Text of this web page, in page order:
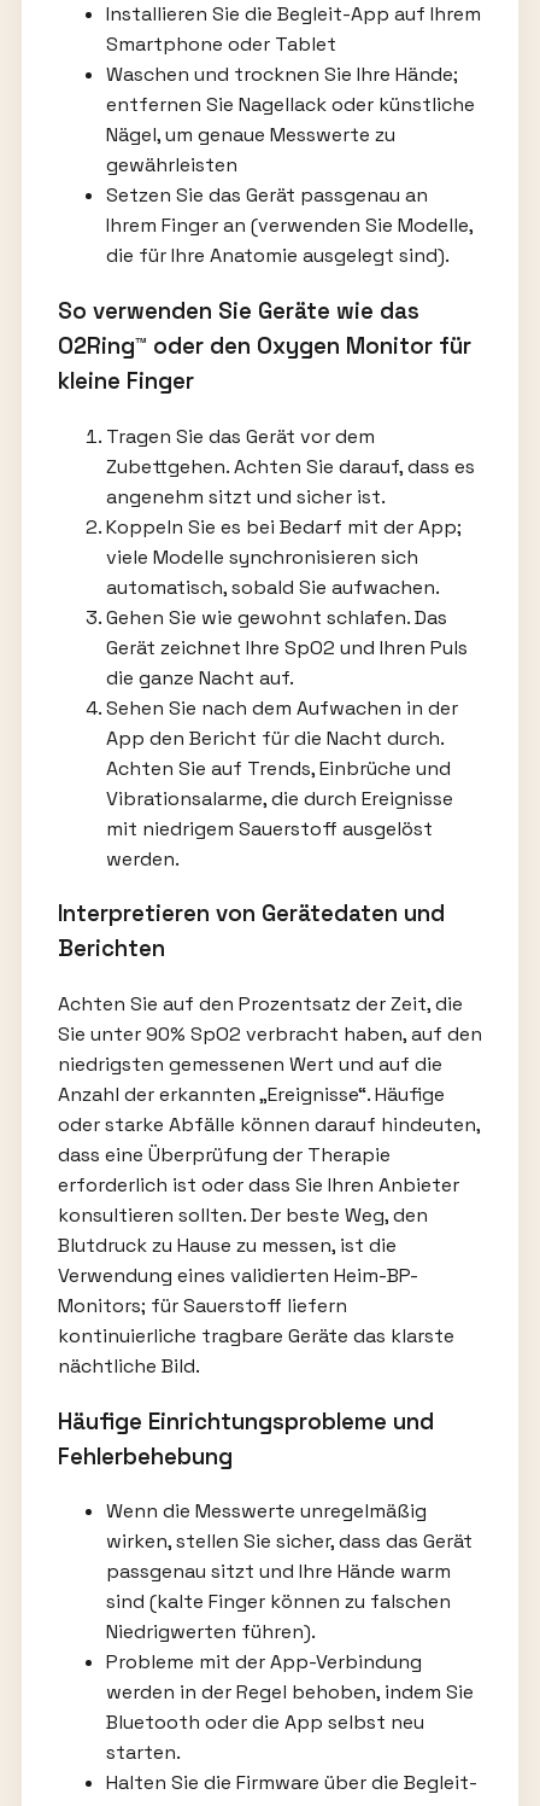
Installieren Sie die Begleit-App auf Ihrem
Smartphone oder Tablet
Waschen und trocknen Sie Ihre Hände;
entfernen Sie Nagellack oder künstliche
Nägel, um genaue Messwerte zu
gewährleisten
Setzen Sie das Gerät passgenau an
Ihrem Finger an (verwenden Sie Modelle,
die für Ihre Anatomie ausgelegt sind).
So verwenden Sie Geräte wie das
O2Ring™ oder den Oxygen Monitor für
kleine Finger
Tragen Sie das Gerät vor dem
Zubettgehen. Achten Sie darauf, dass es
angenehm sitzt und sicher ist.
Koppeln Sie es bei Bedarf mit der App;
viele Modelle synchronisieren sich
automatisch, sobald Sie aufwachen.
Gehen Sie wie gewohnt schlafen. Das
Gerät zeichnet Ihre SpO2 und Ihren Puls
die ganze Nacht auf.
Sehen Sie nach dem Aufwachen in der
App den Bericht für die Nacht durch.
Achten Sie auf Trends, Einbrüche und
Vibrationsalarme, die durch Ereignisse
mit niedrigem Sauerstoff ausgelöst
werden.
Interpretieren von Gerätedaten und
Berichten
Achten Sie auf den Prozentsatz der Zeit, die
Sie unter 90% SpO2 verbracht haben, auf den
niedrigsten gemessenen Wert und auf die
Anzahl der erkannten „Ereignisse“. Häufige
oder starke Abfälle können darauf hindeuten,
dass eine Überprüfung der Therapie
erforderlich ist oder dass Sie Ihren Anbieter
konsultieren sollten. Der beste Weg, den
Blutdruck zu Hause zu messen, ist die
Verwendung eines validierten Heim-BP-
Monitors; für Sauerstoff liefern
kontinuierliche tragbare Geräte das klarste
nächtliche Bild.
Häufige Einrichtungsprobleme und
Fehlerbehebung
Wenn die Messwerte unregelmäßig
wirken, stellen Sie sicher, dass das Gerät
passgenau sitzt und Ihre Hände warm
sind (kalte Finger können zu falschen
Niedrigwerten führen).
Probleme mit der App-Verbindung
werden in der Regel behoben, indem Sie
Bluetooth oder die App selbst neu
starten.
Halten Sie die Firmware über die Begleit-